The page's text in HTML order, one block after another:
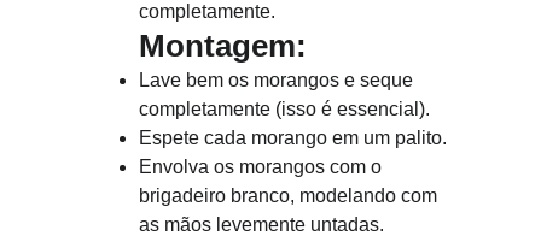
completamente.
Montagem:
Lave bem os morangos e seque
completamente (isso é essencial).
Espete cada morango em um palito.
Envolva os morangos com o
brigadeiro branco, modelando com
as mãos levemente untadas.